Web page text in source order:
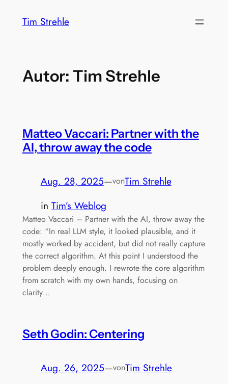
InhaltTim Strehle
Autor: Tim Strehle
Matteo Vaccari: Partner with the
AI, throw away the code
Aug. 28, 2025—vonTim Strehle
in Tim’s Weblog
Matteo Vaccari – Partner with the AI, throw away the
code: “In real LLM style, it looked plausible, and it
mostly worked by accident, but did not really capture
the correct algorithm. At this point I understood the
problem deeply enough. I rewrote the core algorithm
from scratch with my own hands, focusing on
clarity…
Seth Godin: Centering
Aug. 26, 2025—vonTim Strehle